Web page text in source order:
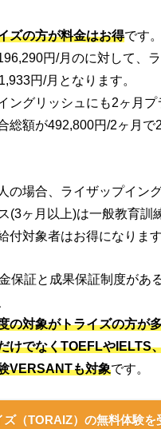
ズの方が料金はお得です。
円/月のに対して、
円/月となります。
ングリッシュにも2ヶ月プ
総額が492,800円/2ヶ月で
の場合、ライザップイン
(3ヶ月以上)は一般教育訓
付対象者はお得になります
保証と成果保証制度があ
の対象がトライズの方が
けでなくTOEFLやIELTS
VERSANTも対象です。
ズ（TORAIZ）の無料体験を